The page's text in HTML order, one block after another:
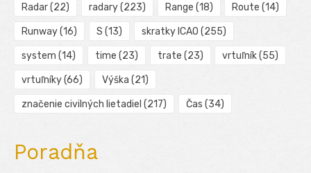
Radar(22) radary(223) Range (18) Route (14)
Runway(16) S (13) skratky ICAO (255)
system (14) time (23) trate (23) vrtuľník(55)
vrtuľníky(66) Výška (21)
značenie civilných lietadiel (217) Čas (34)
Poradňa